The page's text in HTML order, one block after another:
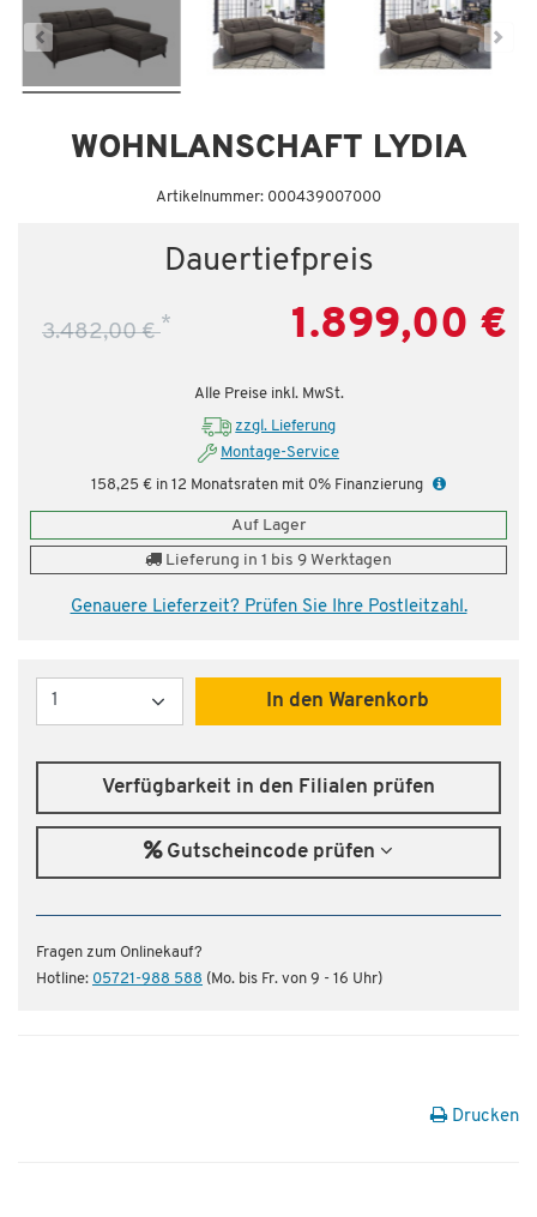
WOHNLANSCHAFT LYDIA
Artikelnummer: 000439007000
Dauertiefpreis
3.482,00 €* 1.899,00 €
Alle Preise inkl. MwSt.
zzgl. Lieferung
Montage-Service
158,25 € in 12 Monatsraten mit 0% Finanzierung
Auf Lager
Lieferung in 1 bis 9 Werktagen
Genauere Lieferzeit? Prüfen Sie Ihre Postleitzahl.
Menge
In den Warenkorb
Verfügbarkeit in den Filialen prüfen
Gutscheincode prüfen
Fragen zum Onlinekauf?
Hotline: 05721-988 588 (Mo. bis Fr. von 9 - 16 Uhr)
Drucken